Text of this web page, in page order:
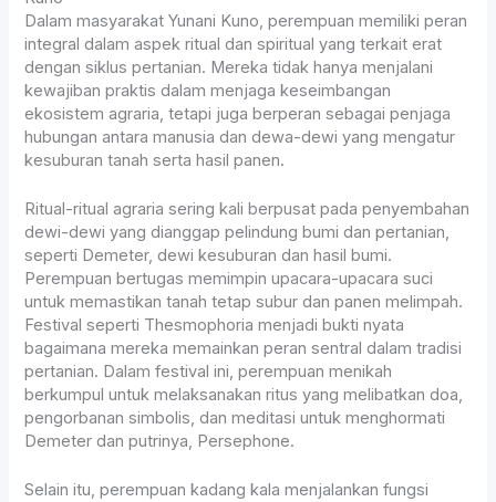
Dalam masyarakat Yunani Kuno, perempuan memiliki peran
integral dalam aspek ritual dan spiritual yang terkait erat
dengan siklus pertanian. Mereka tidak hanya menjalani
kewajiban praktis dalam menjaga keseimbangan
ekosistem agraria, tetapi juga berperan sebagai penjaga
hubungan antara manusia dan dewa-dewi yang mengatur
kesuburan tanah serta hasil panen.
Ritual-ritual agraria sering kali berpusat pada penyembahan
dewi-dewi yang dianggap pelindung bumi dan pertanian,
seperti Demeter, dewi kesuburan dan hasil bumi.
Perempuan bertugas memimpin upacara-upacara suci
untuk memastikan tanah tetap subur dan panen melimpah.
Festival seperti Thesmophoria menjadi bukti nyata
bagaimana mereka memainkan peran sentral dalam tradisi
pertanian. Dalam festival ini, perempuan menikah
berkumpul untuk melaksanakan ritus yang melibatkan doa,
pengorbanan simbolis, dan meditasi untuk menghormati
Demeter dan putrinya, Persephone.
Selain itu, perempuan kadang kala menjalankan fungsi